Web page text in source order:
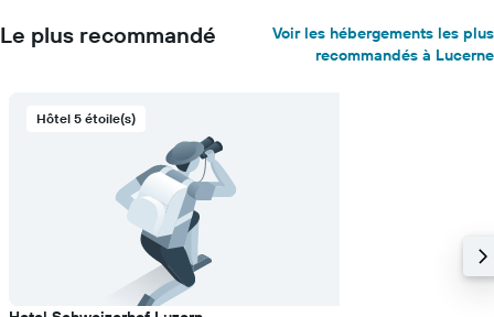
Le plus recommandé
Voir les hébergements les plus
recommandés à Lucerne
Hôtel 5 étoile(s)